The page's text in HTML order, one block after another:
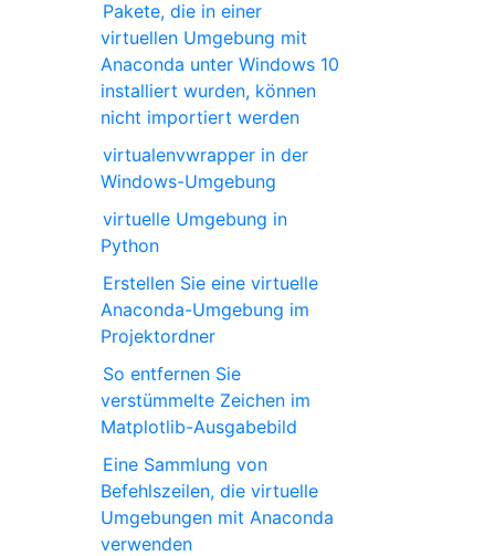
Pakete, die in einer
virtuellen Umgebung mit
Anaconda unter Windows 10
installiert wurden, können
nicht importiert werden
virtualenvwrapper in der
Windows-Umgebung
virtuelle Umgebung in
Python
Erstellen Sie eine virtuelle
Anaconda-Umgebung im
Projektordner
So entfernen Sie
verstümmelte Zeichen im
Matplotlib-Ausgabebild
Eine Sammlung von
Befehlszeilen, die virtuelle
Umgebungen mit Anaconda
verwenden